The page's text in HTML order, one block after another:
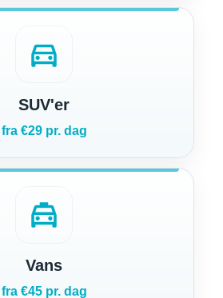
directions_car
SUV'er
fra €29 pr. dag
local_taxi
Vans
fra €45 pr. dag